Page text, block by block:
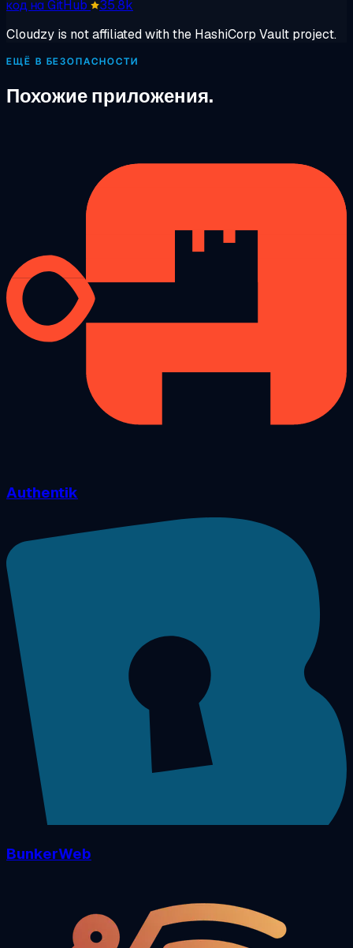
код на GitHub
35.8k
Cloudzy is not affiliated with the HashiCorp Vault project.
ЕЩЁ В БЕЗОПАСНОСТИ
Похожие приложения.
Authentik
BunkerWeb